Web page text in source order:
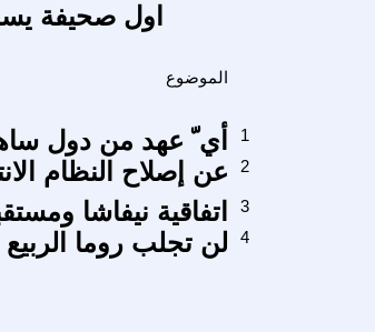
اول صحيفة
الموضوع
أي ّ عهد من دول
1
عن إصلاح النظام 2
اتفاقية نيفاشا
3
لن تجلب روما 4